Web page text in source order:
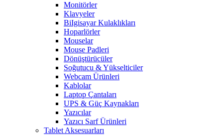
Monitörler
Klavyeler
BiIgisayar Kulaklıkları
Hoparlörler
Mouselar
Mouse Padleri
Dönüştürücüler
Soğutucu & Yükselticiler
Webcam Ürünleri
Kablolar
Laptop Çantaları
UPS & Güç Kaynakları
Yazıcılar
Yazıcı Sarf Ürünleri
Tablet Aksesuarları